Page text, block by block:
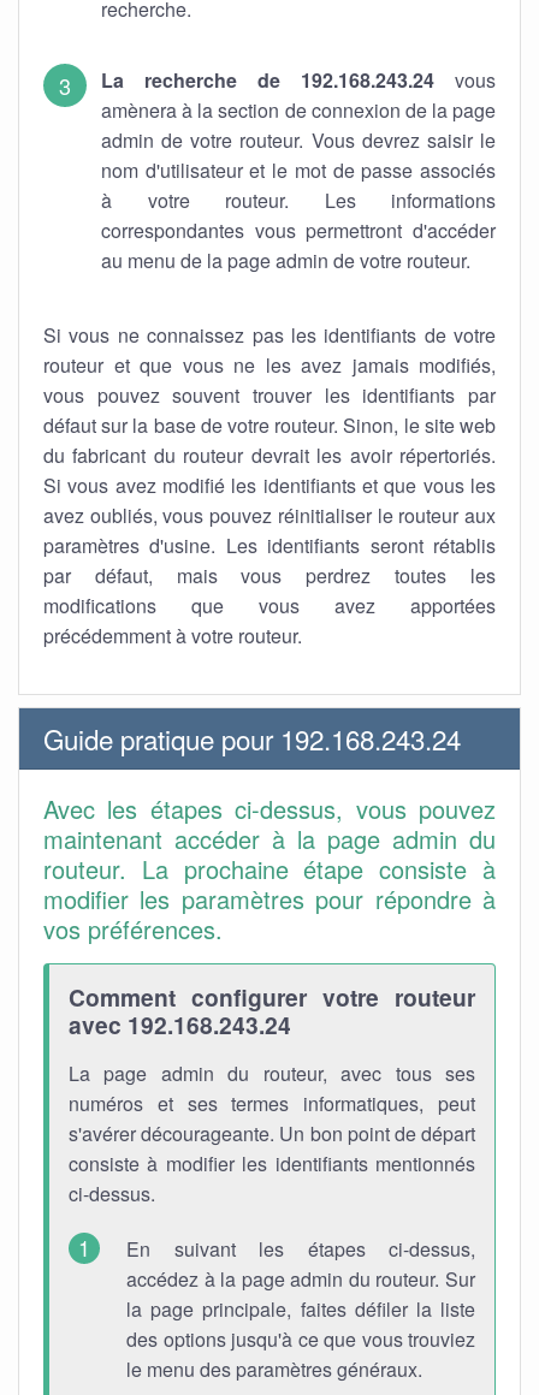
recherche.
La recherche de 192.168.243.24 vous
amènera à la section de connexion de la page
admin de votre routeur. Vous devrez saisir le
nom d'utilisateur et le mot de passe associés
à votre routeur. Les informations
correspondantes vous permettront d'accéder
au menu de la page admin de votre routeur.
Si vous ne connaissez pas les identifiants de votre
routeur et que vous ne les avez jamais modifiés,
vous pouvez souvent trouver les identifiants par
défaut sur la base de votre routeur. Sinon, le site web
du fabricant du routeur devrait les avoir répertoriés.
Si vous avez modifié les identifiants et que vous les
avez oubliés, vous pouvez réinitialiser le routeur aux
paramètres d'usine. Les identifiants seront rétablis
par défaut, mais vous perdrez toutes les
modifications que vous avez apportées
précédemment à votre routeur.
Guide pratique pour 192.168.243.24
Avec les étapes ci-dessus, vous pouvez
maintenant accéder à la page admin du
routeur. La prochaine étape consiste à
modifier les paramètres pour répondre à
vos préférences.
Comment configurer votre routeur
avec 192.168.243.24
La page admin du routeur, avec tous ses
numéros et ses termes informatiques, peut
s'avérer décourageante. Un bon point de départ
consiste à modifier les identifiants mentionnés
ci-dessus.
En suivant les étapes ci-dessus,
accédez à la page admin du routeur. Sur
la page principale, faites défiler la liste
des options jusqu'à ce que vous trouviez
le menu des paramètres généraux.